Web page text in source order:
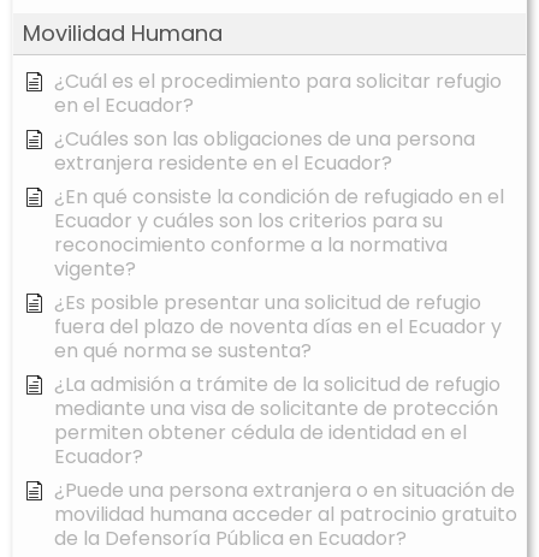
Movilidad Humana
¿Cuál es el procedimiento para solicitar refugio
en el Ecuador?
¿Cuáles son las obligaciones de una persona
extranjera residente en el Ecuador?
¿En qué consiste la condición de refugiado en el
Ecuador y cuáles son los criterios para su
reconocimiento conforme a la normativa
vigente?
¿Es posible presentar una solicitud de refugio
fuera del plazo de noventa días en el Ecuador y
en qué norma se sustenta?
¿La admisión a trámite de la solicitud de refugio
mediante una visa de solicitante de protección
permiten obtener cédula de identidad en el
Ecuador?
¿Puede una persona extranjera o en situación de
movilidad humana acceder al patrocinio gratuito
de la Defensoría Pública en Ecuador?